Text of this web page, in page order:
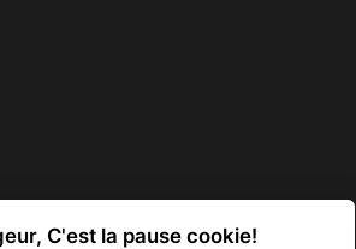
C'est la pause cookie!